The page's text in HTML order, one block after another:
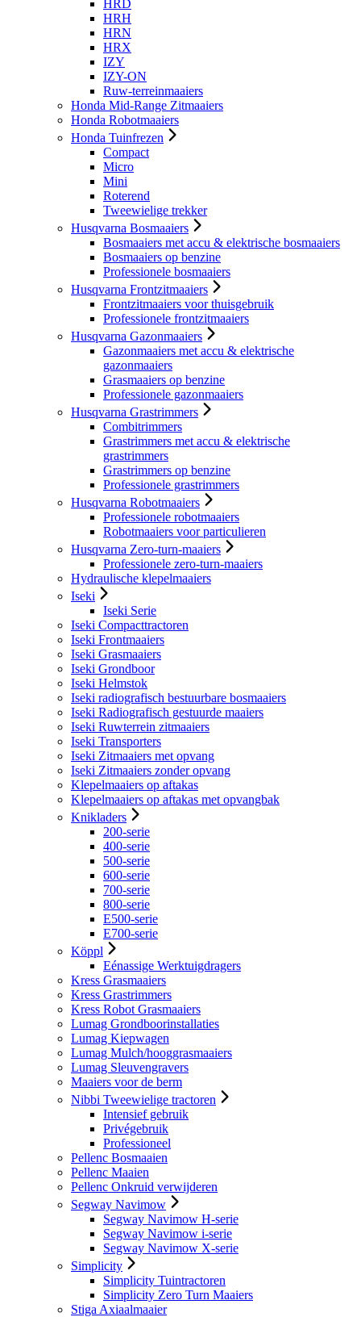
HRD
HRH
HRN
HRX
IZY
IZY-ON
Ruw-terreinmaaiers
Honda Mid-Range Zitmaaiers
Honda Robotmaaiers
Honda Tuinfrezen
Compact
Micro
Mini
Roterend
Tweewielige trekker
Husqvarna Bosmaaiers
Bosmaaiers met accu & elektrische bosmaaiers
Bosmaaiers op benzine
Professionele bosmaaiers
Husqvarna Frontzitmaaiers
Frontzitmaaiers voor thuisgebruik
Professionele frontzitmaaiers
Husqvarna Gazonmaaiers
Gazonmaaiers met accu & elektrische
gazonmaaiers
Grasmaaiers op benzine
Professionele gazonmaaiers
Husqvarna Grastrimmers
Combitrimmers
Grastrimmers met accu & elektrische
grastrimmers
Grastrimmers op benzine
Professionele grastrimmers
Husqvarna Robotmaaiers
Professionele robotmaaiers
Robotmaaiers voor particulieren
Husqvarna Zero-turn-maaiers
Professionele zero-turn-maaiers
Hydraulische klepelmaaiers
Iseki
Iseki Serie
Iseki Compacttractoren
Iseki Frontmaaiers
Iseki Grasmaaiers
Iseki Grondboor
Iseki Helmstok
Iseki radiografisch bestuurbare bosmaaiers
Iseki Radiografisch gestuurde maaiers
Iseki Ruwterrein zitmaaiers
Iseki Transporters
Iseki Zitmaaiers met opvang
Iseki Zitmaaiers zonder opvang
Klepelmaaiers op aftakas
Klepelmaaiers op aftakas met opvangbak
Knikladers
200-serie
400-serie
500-serie
600-serie
700-serie
800-serie
E500-serie
E700-serie
Köppl
Eénassige Werktuigdragers
Kress Grasmaaiers
Kress Grastrimmers
Kress Robot Grasmaaiers
Lumag Grondboorinstallaties
Lumag Kiepwagen
Lumag Mulch/hooggrasmaaiers
Lumag Sleuvengravers
Maaiers voor de berm
Nibbi Tweewielige tractoren
Intensief gebruik
Privégebruik
Professioneel
Pellenc Bosmaaien
Pellenc Maaien
Pellenc Onkruid verwijderen
Segway Navimow
Segway Navimow H-serie
Segway Navimow i-serie
Segway Navimow X-serie
Simplicity
Simplicity Tuintractoren
Simplicity Zero Turn Maaiers
Stiga Axiaalmaaier